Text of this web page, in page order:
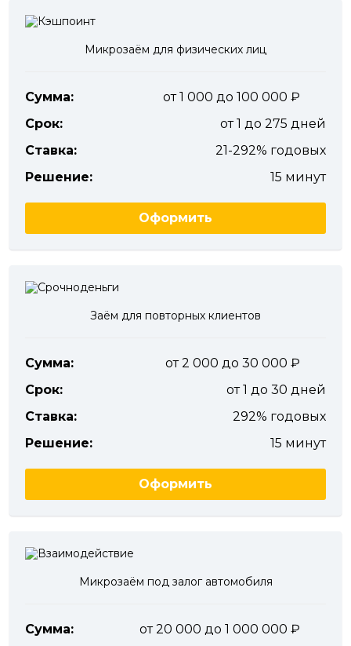
Микрозаём для физических лиц
Сумма:
от 1 000 до 100 000
Срок:
от 1 до 275 дней
Ставка:
21-292% годовых
Решение:
15 минут
Оформить
Заём для повторных клиентов
Сумма:
от 2 000 до 30 000
Срок:
от 1 до 30 дней
Ставка:
292% годовых
Решение:
15 минут
Оформить
Микрозаём под залог автомобиля
Сумма:
от 20 000 до 1 000 000